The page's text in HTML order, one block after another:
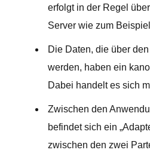
erfolgt in der Regel
Server wie zum
Die Daten, die über
werden, haben ein
Dabei handelt es sich
Zwischen den
befindet sich ein
zwischen den zwei